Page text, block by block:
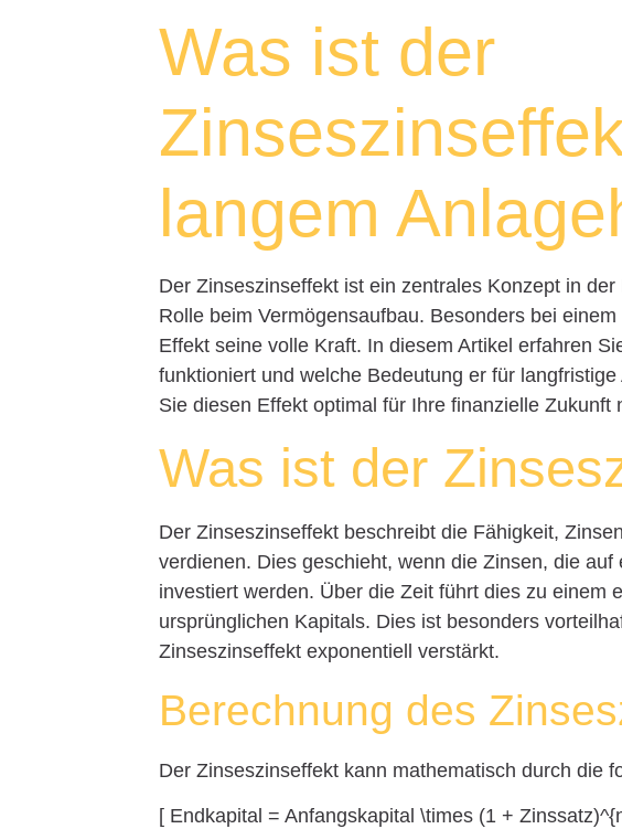
Was ist der
langem
Der Zinseszinseffekt ist ein zentrales Konzept in
Rolle beim Vermögensaufbau. Besonders bei
Effekt seine volle Kraft. In diesem Artikel erfahren
funktioniert und welche Bedeutung er für
Sie diesen Effekt optimal für Ihre finanzielle Zukunft
Was ist der
Der Zinseszinseffekt beschreibt die Fähigkeit,
verdienen. Dies geschieht, wenn die Zinsen, die
investiert werden. Über die Zeit führt dies zu einem
ursprünglichen Kapitals. Dies ist besonders
Zinseszinseffekt exponentiell verstärkt.
Berechnung des
Der Zinseszinseffekt kann mathematisch durch die
[ Endkapital = Anfangskapital \times (1 +